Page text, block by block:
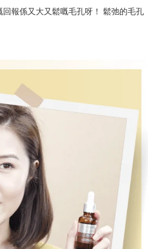
報係又大又鬆嘅毛孔呀！ 鬆弛的毛孔